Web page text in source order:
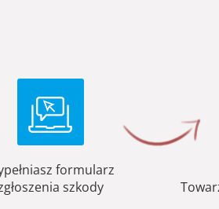
formularz
szkody